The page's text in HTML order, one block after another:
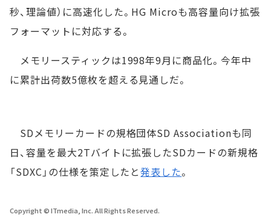
秒、理論値）に高速化した。HG Microも高容量向け拡張
フォーマットに対応する。
メモリースティックは1998年9月に商品化。今年中
に累計出荷数5億枚を超える見通しだ。
SDメモリーカードの規格団体SD Associationも同
日、容量を最大2Tバイトに拡張したSDカードの新規格
「SDXC」の仕様を策定したと発表した。
Copyright © ITmedia, Inc. All Rights Reserved.